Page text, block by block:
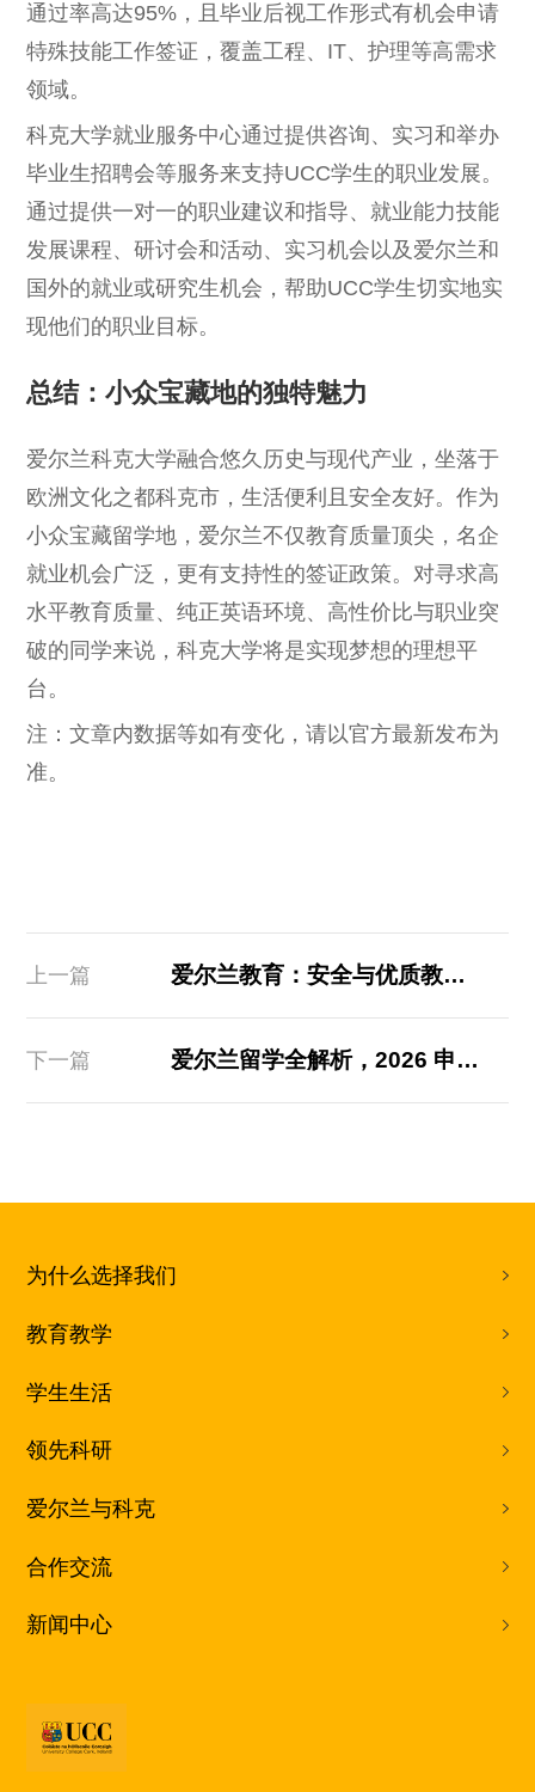
通过率高达95%，且毕业后视工作形式有机会申请
特殊技能工作签证，覆盖工程、IT、护理等高需求
领域。
科克大学就业服务中心通过提供咨询、实习和举办
毕业生招聘会等服务来支持UCC学生的职业发展。
通过提供一对一的职业建议和指导、就业能力技能
发展课程、研讨会和活动、实习机会以及爱尔兰和
国外的就业或研究生机会，帮助UCC学生切实地实
现他们的职业目标。
总结：小众宝藏地的独特魅力
爱尔兰科克大学融合悠久历史与现代产业，坐落于
欧洲文化之都科克市，生活便利且安全友好。作为
小众宝藏留学地，爱尔兰不仅教育质量顶尖，名企
就业机会广泛，更有支持性的签证政策。对寻求高
水平教育质量、纯正英语环境、高性价比与职业突
破的同学来说，科克大学将是实现梦想的理想平
台。
注：文章内数据等如有变化，请以官方最新发布为
准。
上一篇 爱尔兰教育：安全与优质教育兼得
下一篇 爱尔兰留学全解析，2026 申请必看攻略！
为什么选择我们
教育教学
学生生活
领先科研
爱尔兰与科克
合作交流
新闻中心